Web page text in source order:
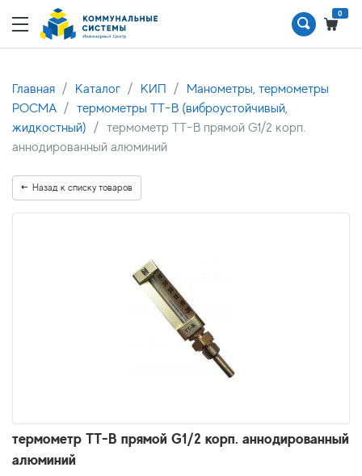
0
Главная Каталог КИП
Манометры, термометры
РОСМА
термометры ТТ-В (виброустойчивый,
жидкостный)
термометр ТТ-В прямой G1/2 корп.
аннодированный алюминий
Назад к списку товаров
термометр ТТ-В прямой G1/2 корп. аннодированный
алюминий